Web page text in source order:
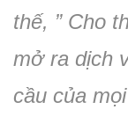
thế, ” Cho
mở ra dịch
cầu của